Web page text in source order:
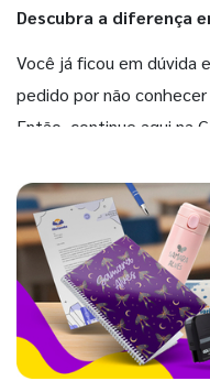
Descubra a diferença
Você já ficou em dúvida
pedido por não
Então, continue aqui na